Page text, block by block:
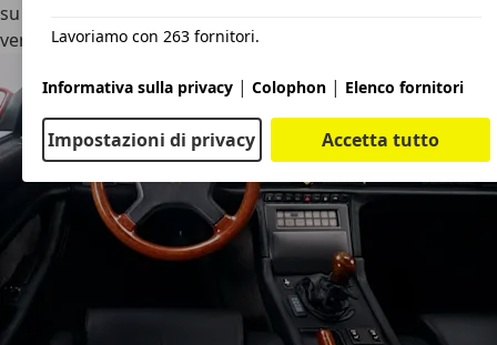
su un’auto così sportiva e la posizione di guida disassata,
vero tallone d’Achille di tutte le Maserati su base Biturbo.
Lavoriamo con 263 fornitori.
Informativa sulla privacy | Colophon | Elenco fornitori
Impostazioni di privacy Accetta tutto